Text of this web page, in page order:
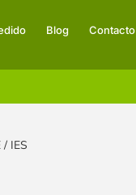
Blog Contacto
IES